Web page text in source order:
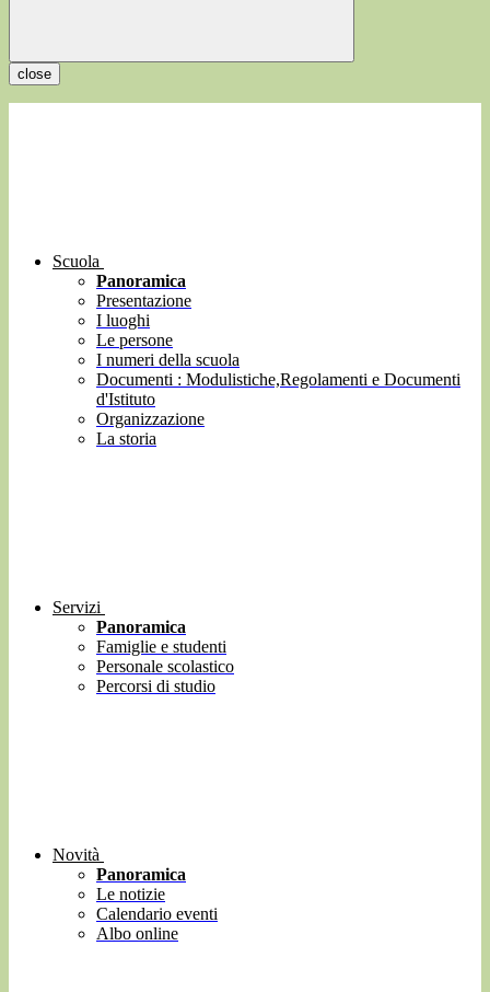
close
Scuola
Panoramica
Presentazione
I luoghi
Le persone
I numeri della scuola
Documenti : Modulistiche,Regolamenti e Documenti
d'Istituto
Organizzazione
La storia
Servizi
Panoramica
Famiglie e studenti
Personale scolastico
Percorsi di studio
Novità
Panoramica
Le notizie
Calendario eventi
Albo online